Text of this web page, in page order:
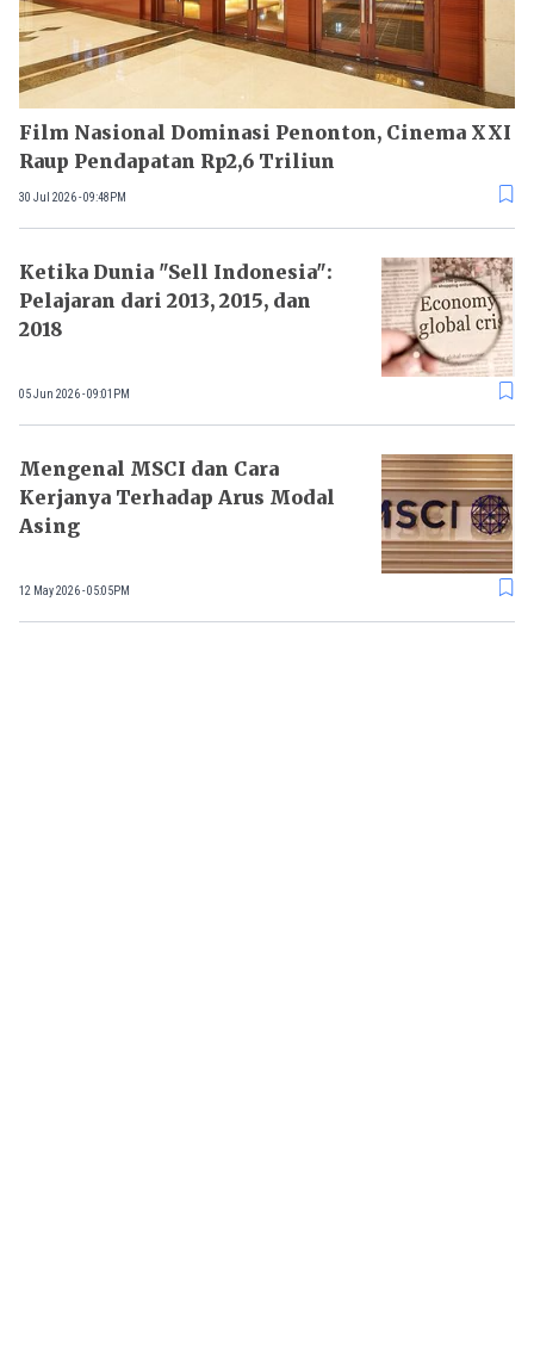
Film Nasional Dominasi Penonton, Cinema XXI
Raup Pendapatan Rp2,6 Triliun
30 Jul 2026 - 09:48PM
Ketika Dunia "Sell Indonesia":
Pelajaran dari 2013, 2015, dan
2018
05 Jun 2026 - 09:01PM
Mengenal MSCI dan Cara
Kerjanya Terhadap Arus Modal
Asing
12 May 2026 - 05:05PM